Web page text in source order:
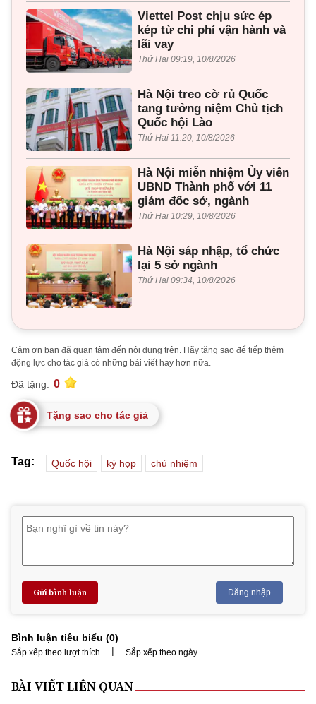
Viettel Post chịu sức ép
kép từ chi phí vận hành và
lãi vay
Thứ Hai 09:19, 10/8/2026
Hà Nội treo cờ rủ Quốc
tang tưởng niệm Chủ tịch
Quốc hội Lào
Thứ Hai 11:20, 10/8/2026
Hà Nội miễn nhiệm Ủy viên
UBND Thành phố với 11
giám đốc sở, ngành
Thứ Hai 10:29, 10/8/2026
Hà Nội sáp nhập, tổ chức
lại 5 sở ngành
Thứ Hai 09:34, 10/8/2026
Cảm ơn bạn đã quan tâm đến nội dung trên. Hãy tặng sao để tiếp thêm
động lực cho tác giả có những bài viết hay hơn nữa.
Đã tặng: 0
Tặng sao cho tác giả
Tag: Quốc hội kỳ họp chủ nhiệm
Gửi bình luận Đăng nhập
Bình luận tiêu biểu (0)
Sắp xếp theo lượt thích | Sắp xếp theo ngày
BÀI VIẾT LIÊN QUAN